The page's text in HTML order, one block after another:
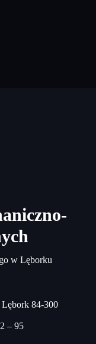
w Lęborku
84-300
– 95